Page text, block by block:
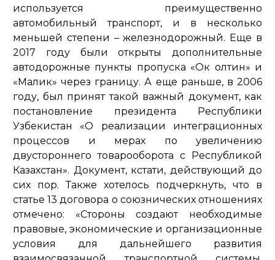
используется преимущественно
автомобильный транспорт, и в несколько
меньшей степени – железнодорожный. Еще в
2017 году были открыты дополнительные
автодорожные пункты пропуска «Ок олтин» и
«Малик» через границу. А еще раньше, в 2006
году, был принят такой важный документ, как
постановление президента Республики
Узбекистан «О реализации интеграционных
процессов и мерах по увеличению
двустороннего товарооборота с Республикой
Казахстан». Документ, кстати, действующий до
сих пор. Также хотелось подчеркнуть, что в
статье 13 договора о союзнических отношениях
отмечено: «Стороны создают необходимые
правовые, экономические и организационные
условия для дальнейшего развития